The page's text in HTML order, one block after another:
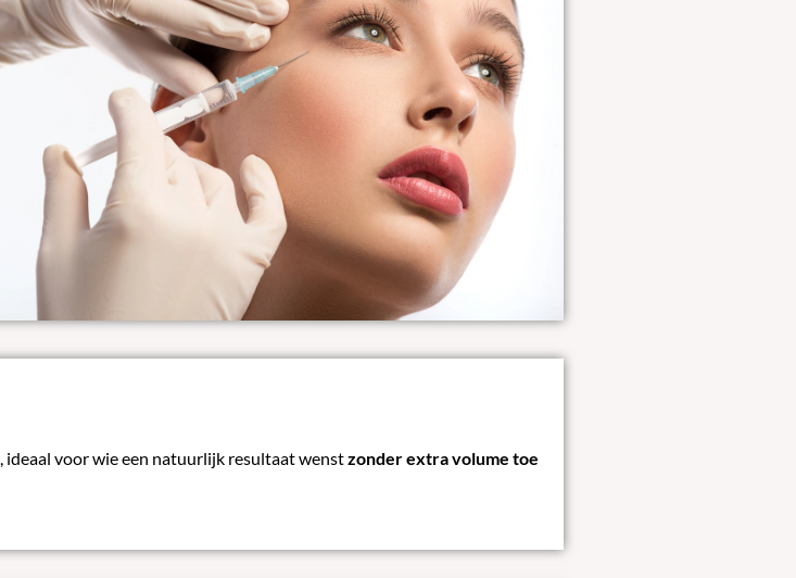
, ideaal voor wie een natuurlijk resultaat wenstzonder extra volume toe